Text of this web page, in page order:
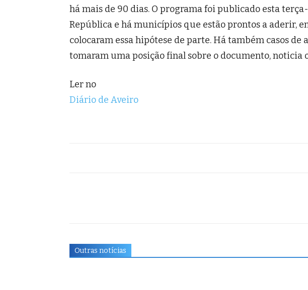
há mais de 90 dias. O programa foi publicado esta
República e há municípios que estão prontos a aderir,
colocaram essa hipótese de parte. Há também casos
tomaram uma posição final sobre o documento, noticia
Ler no
Diário de Aveiro
Outras notícias